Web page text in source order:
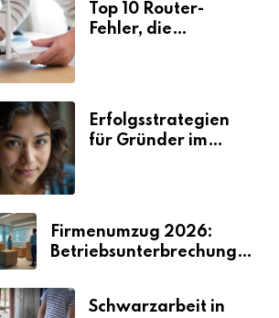
Top 10 Router-
Fehler, die
Erfolgsstrategien
für Gründer im
Firmenumzug 2026:
Betriebsunterbrechungen
Schwarzarbeit in